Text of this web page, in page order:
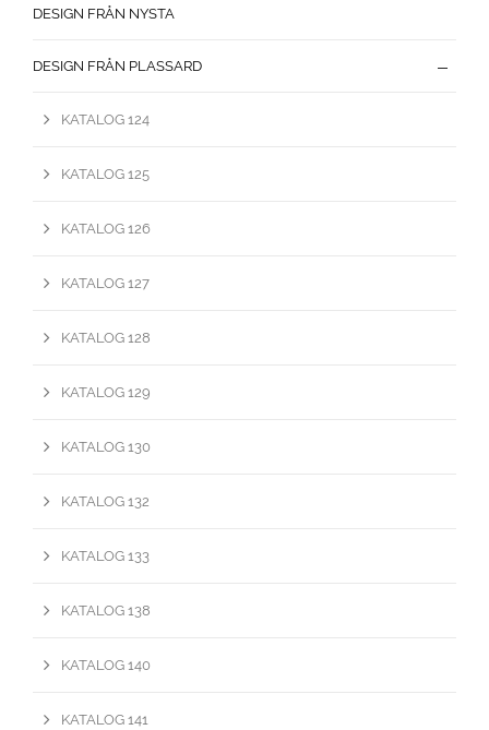
DESIGN FRÅN NYSTA
DESIGN FRÅN PLASSARD
KATALOG 124
KATALOG 125
KATALOG 126
KATALOG 127
KATALOG 128
KATALOG 129
KATALOG 130
KATALOG 132
KATALOG 133
KATALOG 138
KATALOG 140
KATALOG 141